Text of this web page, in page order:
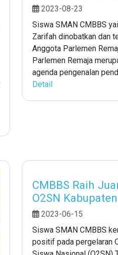
2023-08-23
Siswa SMAN CMBBS
Zarifah dinobatkan dan
Anggota Parlemen
Parlemen Remaja
agenda pengenalan
Detail
CMBBS Raih
O2SN
2023-06-15
Siswa SMAN CMBBS
positif pada pergelaran